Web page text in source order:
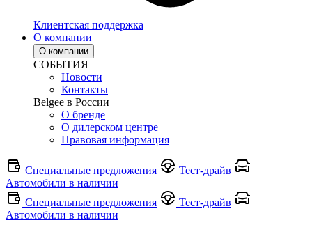
Клиентская поддержка
О компании
О компании
СОБЫТИЯ
Новости
Контакты
Belgee в России
О бренде
О дилерском центре
Правовая информация
Специальные предложения
Тест-драйв
Автомобили в наличии
Специальные предложения
Тест-драйв
Автомобили в наличии